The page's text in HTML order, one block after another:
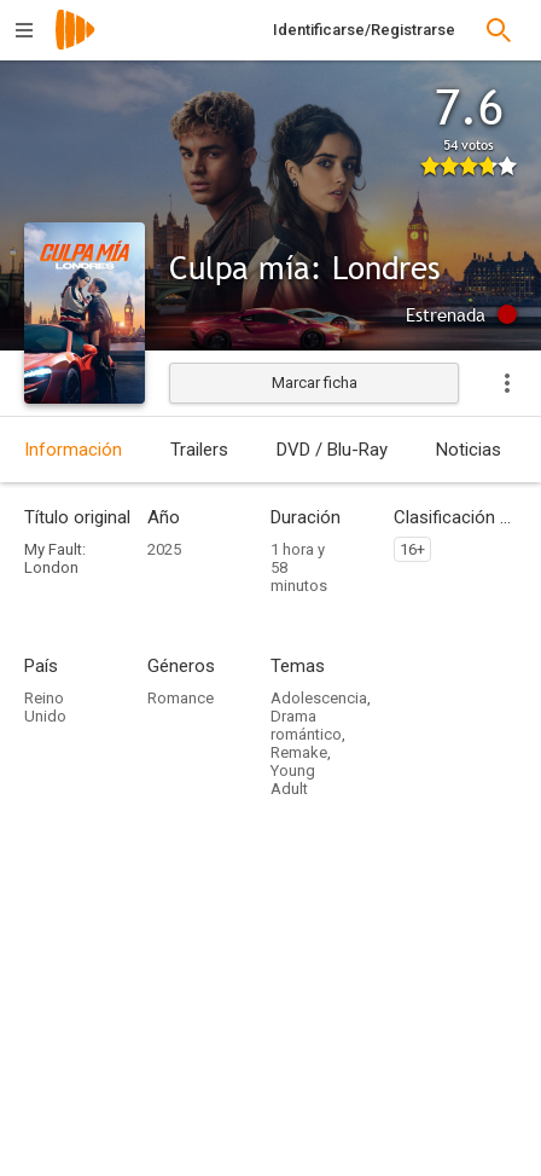
Identificarse/Registrarse
7.6
54 votos
Culpa mía: Londres
Estrenada
Marcar ficha
Información Trailers DVD / Blu-Ray Noticias
Título original
My Fault:
London
Año
2025
Duración
1 hora y
58
minutos
Clasificación por edades
16+
País
Reino
Unido
Géneros
Romance
Temas
Adolescencia,
Drama
romántico,
Remake,
Young
Adult